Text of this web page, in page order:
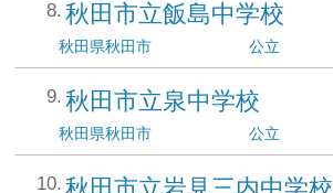
秋田市立飯島中学校
秋田県秋田市 公立
秋田市立泉中学校
秋田県秋田市 公立